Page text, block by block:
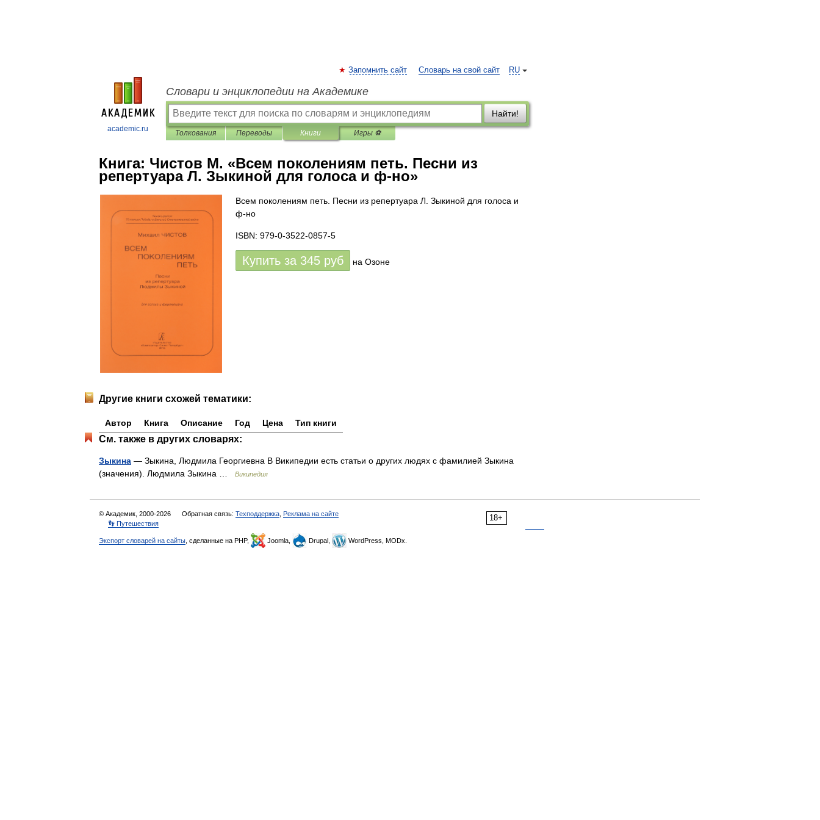
academic.ru
RU
Запомнить сайт Словарь на свой сайт
Словари и энциклопедии на Академике
Найти!
Толкования Переводы Книги Игры ⚽
Книга: Чистов М. «Всем поколениям петь. Песни из
репертуара Л. Зыкиной для голоса и ф-но»
Всем поколениям петь. Песни из репертуара Л. Зыкиной для голоса и
ф-но
ISBN: 979-0-3522-0857-5
Купить за 345 руб на Озоне
Другие книги схожей тематики:
Автор Книга Описание Год Цена Тип книги
См. также в других словарях:
Зыкина — Зыкина, Людмила Георгиевна В Википедии есть статьи о других людях с фамилией Зыкина
(значения). Людмила Зыкина …
Википедия
18+
© Академик, 2000-2026 Обратная связь: Техподдержка Реклама на сайте
👣 Путешествия
Экспорт словарей на сайты , сделанные на PHP, Joomla, Drupal, WordPress, MODx.